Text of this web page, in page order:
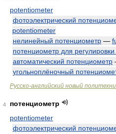
potentiometer
фотоэлектрический
potentiometer
нелинейный потенциометр —
потенциометр для
автоматический потенциометр
угольноплёночный
Русско-английский новый
4
потенциометр
potentiometer
фотоэлектрический